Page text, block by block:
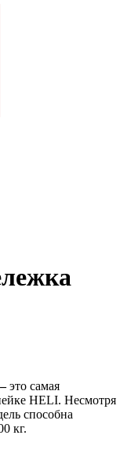
это самая
HELI. Несмотря
способна
кг.